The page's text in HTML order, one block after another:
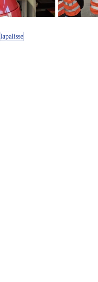
lapalisse